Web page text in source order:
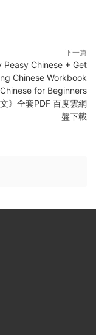
下一篇
Peasy Chinese + Get
Chinese Workbook
for Beginners
文》全套PDF 百度雲網
盤下載